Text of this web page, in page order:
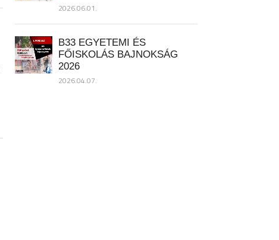
2026.06.01.
B33 EGYETEMI ÉS
FŐISKOLÁS BAJNOKSÁG
2026
2026.04.07.